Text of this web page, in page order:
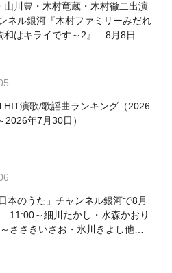
山川豊・木村竜蔵・木村徹二出演
ネル銀河『木村ファミリーみだれ
和はキライです～2』 8月8日
HIT演歌/歌謡曲ランキング（2026
2026年7月30日）
本のうた」チャンネル銀河で8月
11:00～細川たかし・水森かおり
ささきいさお・氷川きよし他登